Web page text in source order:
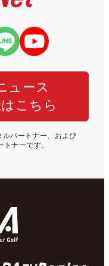
ュース
こちら
パートナー、および
ナーです。